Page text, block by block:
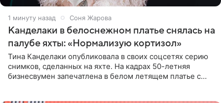
1 минуту назад Соня Жарова
Канделаки в белоснежном платье снялась на
палубе яхты: «Нормализую кортизол»
Тина Канделаки опубликовала в своих соцсетях серию
снимков, сделанных на яхте. На кадрах 50-летняя
бизнесвумен запечатлена в белом летящем платье с